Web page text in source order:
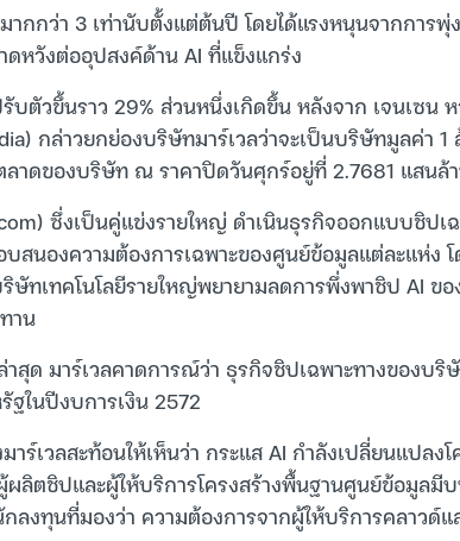
ากกว่า 3 เท่านับตั้งแต่ต้นปี โดยได้แรงหนุนจากการ
หวังต่ออุปสงค์ด้าน AI ที่แข็งแกร่ง
บตัวขึ้นราว 29% ส่วนหนึ่งเกิดขึ้น หลังจาก เจนเซน ห
กล่าวยกย่องบริษัทมาร์เวลว่าจะเป็นบริษัทมูลค่า 1
ลาดของบริษัท ณ ราคาปิดวันศุกร์อยู่ที่ 2.7681 แสนล้
ซึ่งเป็นคู่แข่งรายใหญ่ ดำเนินธุรกิจออกแบบชิปเ
นองความต้องการเฉพาะของศูนย์ข้อมูลแต่ละแห่ง
ริษัทเทคโนโลยีรายใหญ่พยายามลดการพึ่งพาชิป AI ข
าน
สุด มาร์เวลคาดการณ์ว่า ธุรกิจชิปเฉพาะทางของบริ
ในปีงบการเงิน 2572
าร์เวลสะท้อนให้เห็นว่า กระแส AI กำลังเปลี่ยนแปลง
ลิตชิปและผู้ให้บริการโครงสร้างพื้นฐานศูนย์ข้อมูลมี
ลงทุนที่มองว่า ความต้องการจากผู้ให้บริการคลาวด์แ